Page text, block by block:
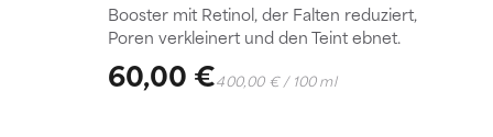
Booster mit Retinol, der Falten reduziert,
Poren verkleinert und den Teint ebnet.
60,00 €400,00 € / 100 ml